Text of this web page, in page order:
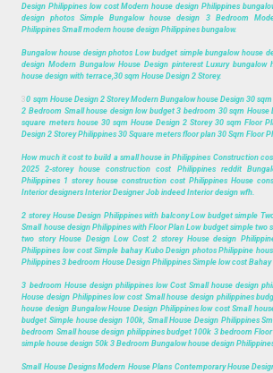
Design Philippines low cost Modern house design Philippines
design photos Simple Bungalow house design 3 Bedroom
Philippines Small modern house design Philippines bungalow.
Bungalow house design photos Low budget simple bungalow house
design Modern Bungalow House Design pinterest Luxury bungalow
house design with terrace,30 sqm House Design 2 Storey.
30 sqm House Design 2 Storey Modern Bungalow house Design 30
2 Bedroom Small house design low budget 3 bedroom 30 sqm House
square meters house 30 sqm House Design 2 Storey 30 sqm Floor
Design 2 Storey Philippines 30 Square meters floor plan 30 Sqm Floor
How much it cost to build a small house in Philippines Construction
2025 2-storey house construction cost Philippines reddit
Philippines 1 storey house construction cost Philippines House
Interior designers Interior Designer Job indeed Interior design wfh.
2 storey House Design Philippines with balcony Low budget simple
Small house design Philippines with Floor Plan Low budget simple two
two story House Design Low Cost 2 storey House design
Philippines low cost Simple bahay Kubo Design photos Philippine
Philippines 3 bedroom House Design Philippines Simple low cost Bahay
3 bedroom House design philippines low Cost Small house design
House design Philippines low cost Small house design philippines
house design Bungalow House Design Philippines low cost Small
budget Simple house design 100k, Small House Design Philippines
bedroom Small house design philippines budget 100k 3 bedroom
simple house design 50k 3 Bedroom Bungalow house design
Small House Designs Modern House Plans Contemporary House